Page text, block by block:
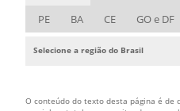
ESTANDE INFLÁVEL
PE
BA CE GO e DF
Selecione a região do Brasil
O conteúdo do texto desta página é de